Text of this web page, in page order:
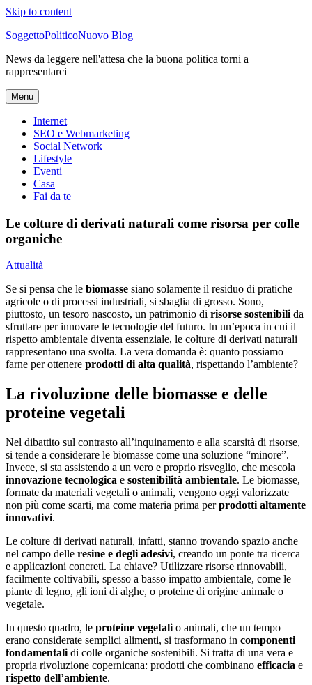
Skip to content
SoggettoPoliticoNuovo Blog
News da leggere nell'attesa che la buona politica torni a
rappresentarci
Menu
Internet
SEO e Webmarketing
Social Network
Lifestyle
Eventi
Casa
Fai da te
Le colture di derivati naturali come risorsa per colle
organiche
Attualità
Se si pensa che le biomasse siano solamente il residuo di pratiche
agricole o di processi industriali, si sbaglia di grosso. Sono,
piuttosto, un tesoro nascosto, un patrimonio di risorse sostenibilida
sfruttare per innovare le tecnologie del futuro. In un’epoca in cui il
rispetto ambientale diventa essenziale, le colture di derivati naturali
rappresentano una svolta. La vera domanda è: quanto possiamo
farne per ottenere prodotti di alta qualità, rispettando l’ambiente?
La rivoluzione delle biomasse e delle
proteine vegetali
Nel dibattito sul contrasto all’inquinamento e alla scarsità di risorse,
si tende a considerare le biomasse come una soluzione “minore”.
Invece, si sta assistendo a un vero e proprio risveglio, che mescola
innovazione tecnologica e sostenibilità ambientale. Le biomasse,
formate da materiali vegetali o animali, vengono oggi valorizzate
non più come scarti, ma come materia prima perprodotti altamente
innovativi.
Le colture di derivati naturali, infatti, stanno trovando spazio anche
nel campo delle resine e degli adesivi, creando un ponte tra ricerca
e applicazioni concreti. La chiave? Utilizzare risorse rinnovabili,
facilmente coltivabili, spesso a basso impatto ambientale, come le
piante di legno, gli ioni di alghe, o proteine di origine animale o
vegetale.
In questo quadro, le proteine vegetali o animali, che un tempo
erano considerate semplici alimenti, si trasformano in componenti
fondamentali di colle organiche sostenibili. Si tratta di una vera e
propria rivoluzione copernicana: prodotti che combinano efficacia e
rispetto dell’ambiente.